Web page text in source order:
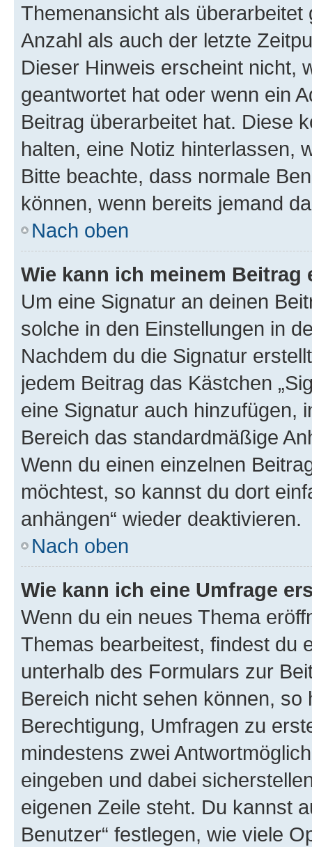
Themenansicht als
Anzahl als auch der letzte
Dieser Hinweis erscheint nicht,
geantwortet hat oder wenn ein
Beitrag überarbeitet hat. Diese
halten, eine Notiz hinterlassen,
Bitte beachte, dass normale
können, wenn bereits jemand
Nach oben
Wie kann ich meinem
Um eine Signatur an deinen
solche in den Einstellungen in
Nachdem du die Signatur
jedem Beitrag das Kästchen
eine Signatur auch hinzufügen,
Bereich das standardmäßige
Wenn du einen einzelnen
möchtest, so kannst du dort
anhängen“ wieder deaktivieren.
Nach oben
Wie kann ich eine Umfrage
Wenn du ein neues Thema
Themas bearbeitest, findest du
unterhalb des Formulars zur
Bereich nicht sehen können,
Berechtigung, Umfragen zu
mindestens zwei
eingeben und dabei
eigenen Zeile steht. Du kannst
Benutzer“ festlegen, wie viele